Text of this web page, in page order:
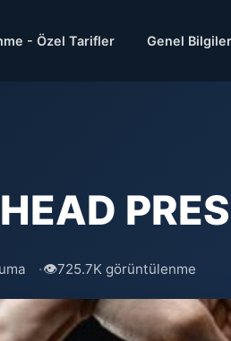
- Özel Tarifler Genel Bilgiler
👁725.7K görüntülenme